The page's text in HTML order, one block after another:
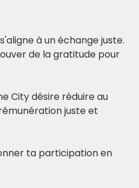
à un échange juste.
de la gratitude pour
City désire réduire au
juste et
ta participation en